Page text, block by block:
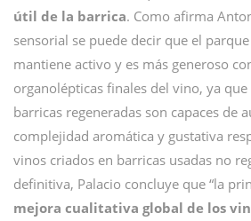
útil de la barrica. Como afirma
sensorial se puede decir que el
mantiene activo y es más generoso
organolépticas finales del vino, ya
barricas regeneradas son capaces de
complejidad aromática y gustativa
vinos criados en barricas usadas no
definitiva, Palacio concluye que “la
mejora cualitativa global de los